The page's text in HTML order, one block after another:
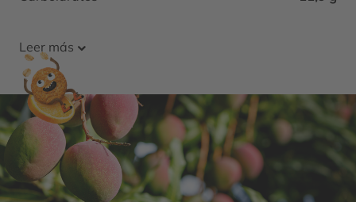
Leer más